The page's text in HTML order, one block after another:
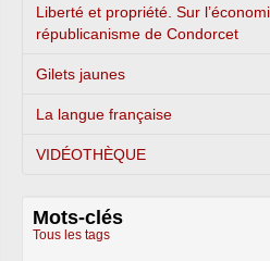
Liberté et propriété. Sur
républicanisme de Condorcet
Gilets jaunes
La langue française
VIDÉOTHÈQUE
Mots-clés
Tous les tags